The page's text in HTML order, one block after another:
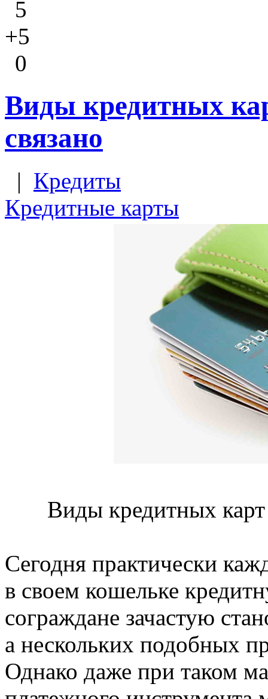
5
+5
0
Виды кредитных
связано
| Кредиты
Кредитные карты
Виды кредитных
Сегодня практически
в своем кошельке
сограждане зачастую
а нескольких подобных
Однако даже при таком